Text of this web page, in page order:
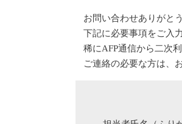
お問い合わせありがと
下記に必要事項をご入
稀にAFP通信から二次
ご連絡の必要な方は、